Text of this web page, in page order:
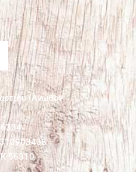
(Άνωθεν
56310